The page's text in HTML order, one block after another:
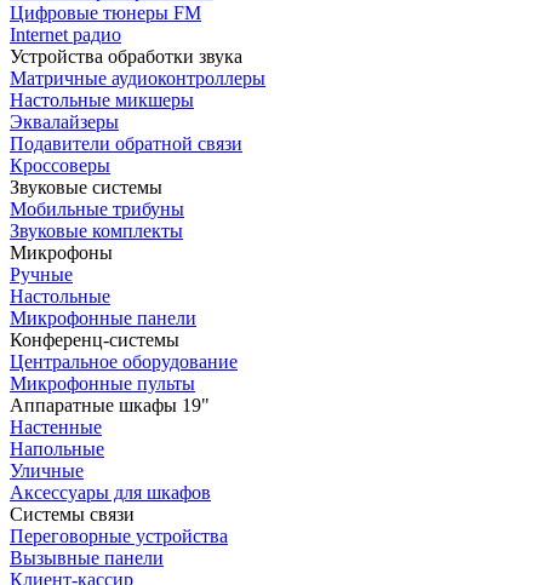
Цифровые тюнеры FM
Internet радио
Устройства обработки звука
Матричные аудиоконтроллеры
Настольные микшеры
Эквалайзеры
Подавители обратной связи
Кроссоверы
Звуковые системы
Мобильные трибуны
Звуковые комплекты
Микрофоны
Ручные
Настольные
Микрофонные панели
Конференц-системы
Центральное оборудование
Микрофонные пульты
Аппаратные шкафы 19"
Настенные
Напольные
Уличные
Аксессуары для шкафов
Системы связи
Переговорные устройства
Вызывные панели
Клиент-кассир